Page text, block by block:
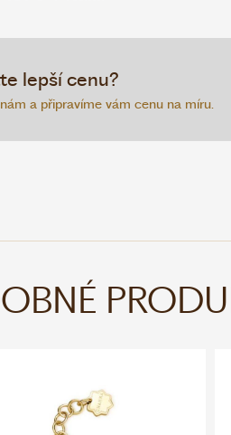
lepší cenu?
a připravíme vám cenu na míru.